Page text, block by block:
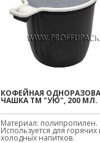
КОФЕЙНАЯ
ЧАШКА ТМ "УЮ", 200 МЛ.
Материал: полипропилен.
Используется для горячих
холодных напитков.